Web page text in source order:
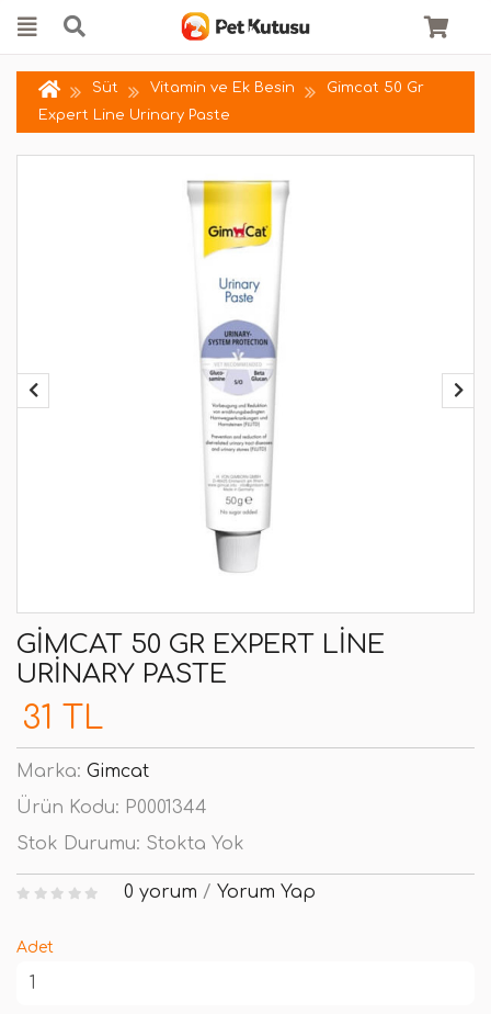
Süt Vitamin ve Ek Besin
Gimcat 50 Gr
Expert Line Urinary Paste
GIMCAT 50 GR EXPERT LINE
URINARY PASTE
31 TL
Marka: Gimcat
Ürün Kodu: P0001344
Stok Durumu: Stokta Yok
0 yorum / Yorum Yap
Adet